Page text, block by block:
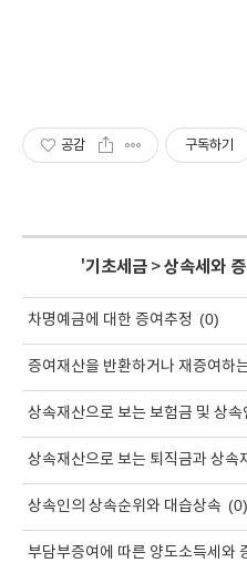
공감 구독하기
'기초세금 >상속세와 증
차명예금에 대한 증여추정 (0)
증여재산을 반환하거나 재증여하
상속재산으로 보는 보험금 및 상
상속재산으로 보는 퇴직금과 상속
상속인의 상속순위와 대습상속 (0)
부담부증여에 따른 양도소득세와